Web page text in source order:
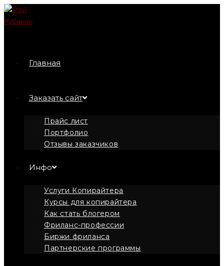
Перейти
к
Главная
Заказать сайт
Прайс лист
Портфолио
Отзывы заказчиков
Инфо
Услуги Копирайтера
Курсы для копирайтера
Как стать блогером
Фриланс-профессии
Биржи фриланса
Партнерские программы